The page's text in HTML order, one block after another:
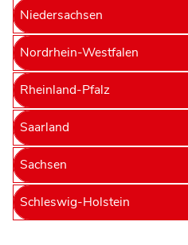
Niedersachsen
Nordrhein-Westfalen
Rheinland-Pfalz
Saarland
Sachsen
Schleswig-Holstein